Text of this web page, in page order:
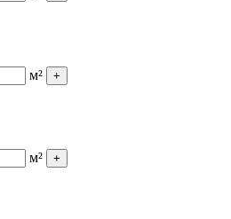
м² +
м² +